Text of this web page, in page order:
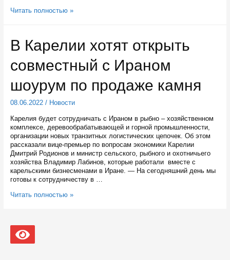
В
поступил
супермикроскоп
Читать полностью »
В Карелии хотят открыть
совместный с Ираном
шоурум по продаже камня
08.06.2022/ Новости
Карелия будет сотрудничать с Ираном в рыбно – хозяйственном
комплексе, деревообрабатывающей и горной промышленности,
организации новых транзитных логистических цепочек. Об этом
рассказали вице-премьер по вопросам экономики Карелии
Дмитрий Родионов и министр сельского, рыбного и охотничьего
хозяйства Владимир Лабинов, которые работали вместе с
карельскими бизнесменами в Иране. — На сегодняшний день мы
готовы к сотрудничеству в …
В
совместный
Читать полностью »